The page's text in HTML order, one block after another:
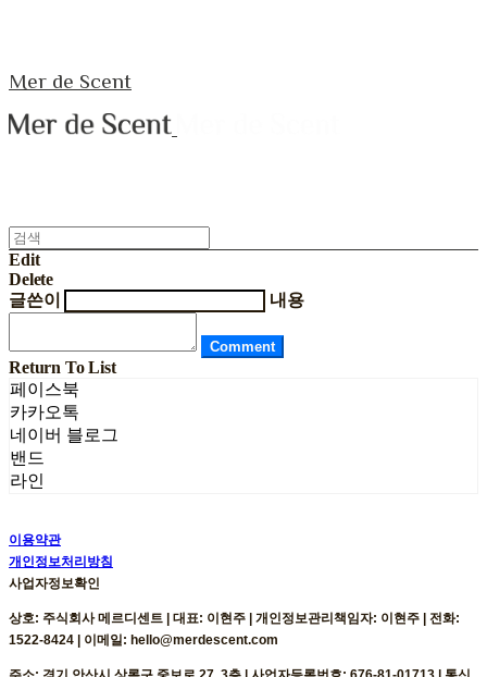
Mer de Scent
Edit
Delete
글쓴이
내용
Comment
Return To List
페이스북
카카오톡
네이버 블로그
밴드
라인
이용약관
개인정보처리방침
사업자정보확인
상호: 주식회사 메르디센트 | 대표: 이현주 | 개인정보관리책임자: 이현주 | 전화:
1522-8424 | 이메일: hello@merdescent.com